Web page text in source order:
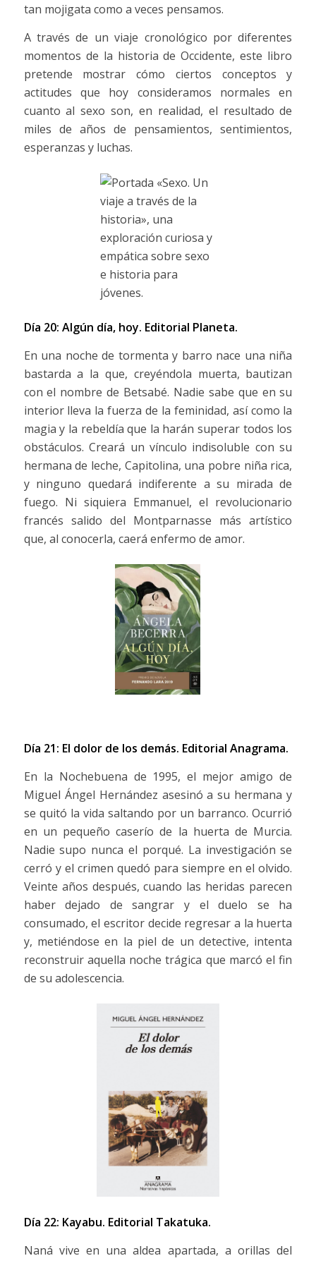
tan mojigata como a veces pensamos.
A través de un viaje cronológico por diferentes
momentos de la historia de Occidente, este libro
pretende mostrar cómo ciertos conceptos y
actitudes que hoy consideramos normales en
cuanto al sexo son, en realidad, el resultado de
miles de años de pensamientos, sentimientos,
esperanzas y luchas.
Día 20: Algún día, hoy. Editorial Planeta.
En una noche de tormenta y barro nace una niña
bastarda a la que, creyéndola muerta, bautizan
con el nombre de Betsabé. Nadie sabe que en su
interior lleva la fuerza de la feminidad, así como la
magia y la rebeldía que la harán superar todos los
obstáculos. Creará un vínculo indisoluble con su
hermana de leche, Capitolina, una pobre niña rica,
y ninguno quedará indiferente a su mirada de
fuego. Ni siquiera Emmanuel, el revolucionario
francés salido del Montparnasse más artístico
que, al conocerla, caerá enfermo de amor.
Día 21: El dolor de los demás. Editorial Anagrama.
En la Nochebuena de 1995, el mejor amigo de
Miguel Ángel Hernández asesinó a su hermana y
se quitó la vida saltando por un barranco. Ocurrió
en un pequeño caserío de la huerta de Murcia.
Nadie supo nunca el porqué. La investigación se
cerró y el crimen quedó para siempre en el olvido.
Veinte años después, cuando las heridas parecen
haber dejado de sangrar y el duelo se ha
consumado, el escritor decide regresar a la huerta
y, metiéndose en la piel de un detective, intenta
reconstruir aquella noche trágica que marcó el fin
de su adolescencia.
Día 22: Kayabu. Editorial Takatuka.
Naná vive en una aldea apartada, a orillas del